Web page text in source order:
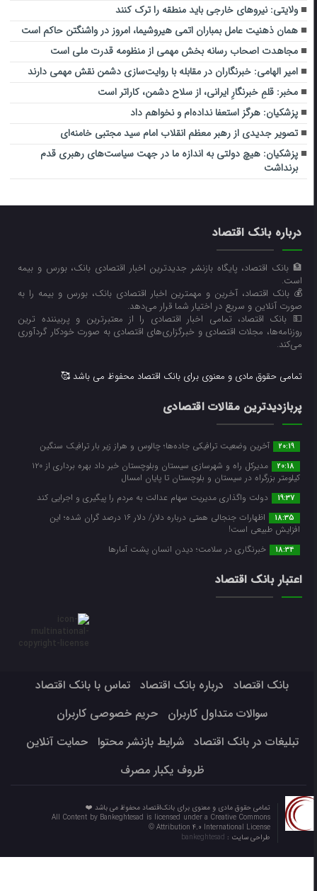
ولایتی: نیروهای خارجی باید منطقه را ترک کنند
همان ذهنیت عامل بمباران اتمی هیروشیما، امروز در واشنگتن حاکم است
مجاهدت اصحاب رسانه بخش مهمی از منظومه قدرت ملی است
امیر الهامی: خبرنگاران در مقابله با روایت‌سازی دشمن نقش مهمی دارند
مخبر: قلمِ خبرنگارِ ایرانی، از سلاح دشمن، کاراتر است
پزشکیان: هرگز استعفا نداده‌ام و نخواهم داد
تصویر جدیدی از رهبر معظم انقلاب امام سید مجتبی خامنه‌ای
پزشکیان: هیچ دولتی به اندازه ما در جهت سیاست‌های رهبری قدم
برنداشت
درباره بانک اقتصاد
🏦 بانک اقتصاد، پایگاه بازنشر جدیدترین اخبار اقتصادی بانک، بورس و بیمه
است.
💰 بانک اقتصاد، آخرین و مهمترین اخبار اقتصادی بانک، بورس و بیمه را به
صورت آنلاین و سریع در اختیار شما قرار می‌‌دهد.
💵 بانک اقتصاد، تمامی اخبار اقتصادی را از معتبرترین و پربیننده ترین
روزنامه‌ها، مجلات اقتصادی و خبرگزاری‌های اقتصادی به صورت خودکار گردآوری
می‌کند.
تمامی حقوق مادی و معنوی برای بانک اقتصاد محفوظ می باشد 🥰
پربازدیدترین مقالات اقتصادی
20:19 آخرین وضعیت ترافیکی جاده‌ها؛ چالوس و هراز زیر بار ترافیک سنگین
20:18
مدیرکل راه و شهرسازی سیستان وبلوچستان خبر داد بهره برداری از ۱۲۰
کیلومتر بزرگراه در سیستان و بلوچستان تا پایان امسال
19:37 دولت واگذاری مدیریت سهام عدالت به مردم را پیگیری و اجرایی کند
18:35
اظهارات جنجالی همتی درباره دلار/ دلار ۱۶ درصد گران شده؛ این
افزایش طبیعی است!
18:34 خبرنگاری در سلامت؛ دیدن انسان پشت آمارها
اعتبار بانک اقتصاد
بانک اقتصاد درباره بانک اقتصاد
تماس با بانک اقتصاد
سوالات متداول کاربران
حریم خصوصی کاربران
تبلیغات در بانک اقتصاد
شرایط بازنشر محتوا
حمایت آنلاین
ظروف یکبار مصرف
تمامی حقوق مادی و معنوی برای بانک‌اقتصاد محفوظ می باشد ❤️
All Content by Bankeghtesad is licensed under a Creative Commons
Attribution 4.0 International License ©️
طراحی سایت :